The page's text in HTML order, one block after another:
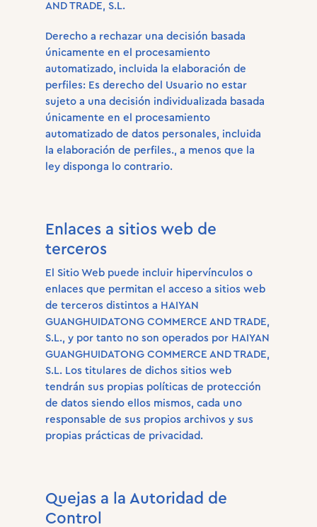
AND TRADE, S.L.
Derecho a rechazar una decisión basada
únicamente en el procesamiento
automatizado, incluida la elaboración de
perfiles: Es derecho del Usuario no estar
sujeto a una decisión individualizada basada
únicamente en el procesamiento
automatizado de datos personales, incluida
la elaboración de perfiles., a menos que la
ley disponga lo contrario.
Enlaces a sitios web de
terceros
El Sitio Web puede incluir hipervínculos o
enlaces que permitan el acceso a sitios web
de terceros distintos a HAIYAN
GUANGHUIDATONG COMMERCE AND TRADE,
S.L., y por tanto no son operados por HAIYAN
GUANGHUIDATONG COMMERCE AND TRADE,
S.L. Los titulares de dichos sitios web
tendrán sus propias políticas de protección
de datos siendo ellos mismos, cada uno
responsable de sus propios archivos y sus
propias prácticas de privacidad.
Quejas a la Autoridad de
Control